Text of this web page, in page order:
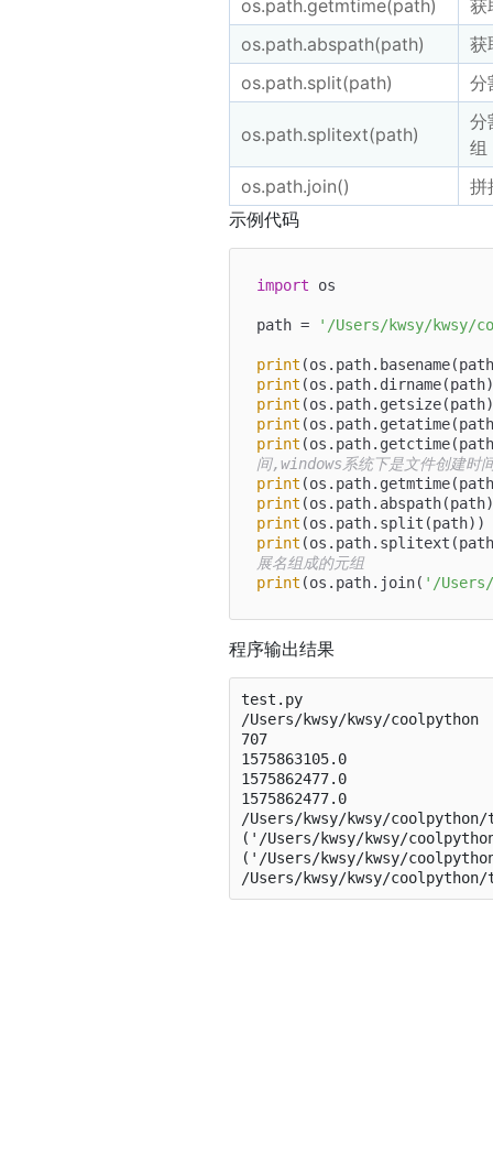
os.path.getmtime(path)
获
os.path.abspath(path)
获
os.path.split(path)
分
os.path.splitext(path)
分
组
os.path.join()
拼
示例代码
import os
path = '/Users/kwsy/kwsy/
print
print
print
print
print
间,windows系统下是文件创建时
print
print
print
print
展名组成的元组
print (os.path.join( '/
程序输出结果
test.py
/Users/kwsy/kwsy/coolpython
707
1575863105.0
1575862477.0
1575862477.0
/Users/kwsy/kwsy/
('/Users/kwsy/kwsy/
('/Users/kwsy/kwsy/